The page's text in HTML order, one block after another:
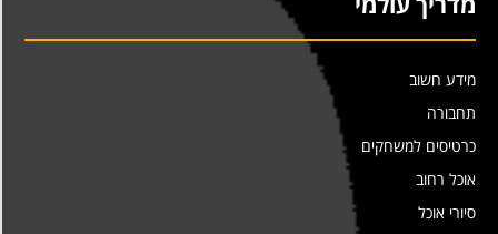
מידע חשוב
תחבורה
כרטיסים למשחקים
אוכל רחוב
סיורי אוכל